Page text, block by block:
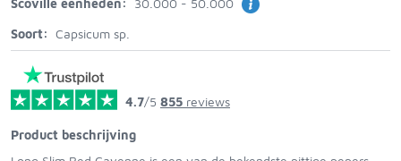
Soort: Capsicum sp.
4.7/5 855 reviews
Product beschrijving